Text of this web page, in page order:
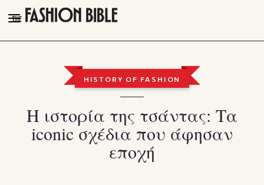
THE FASHION BIBLE
TALK OF THE TOWN
PLEASURES
HISTORY OF FASHION
Η ιστορία της τσάντας: Τα
iconic σχέδια που άφησαν
εποχή